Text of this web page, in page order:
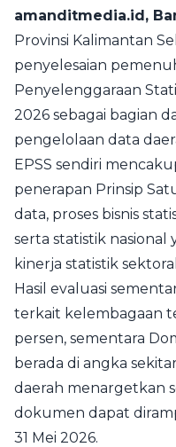
amanditmedia.id,
Provinsi Kalimantan
penyelesaian
Penyelenggaraan
2026 sebagai bagian
pengelolaan data
EPSS sendiri
penerapan Prinsip
data, proses bisnis
serta statistik nasional
kinerja statistik
Hasil evaluasi
terkait kelembagaan
persen, sementara
berada di angka
daerah menargetkan
dokumen dapat
31 Mei 2026.